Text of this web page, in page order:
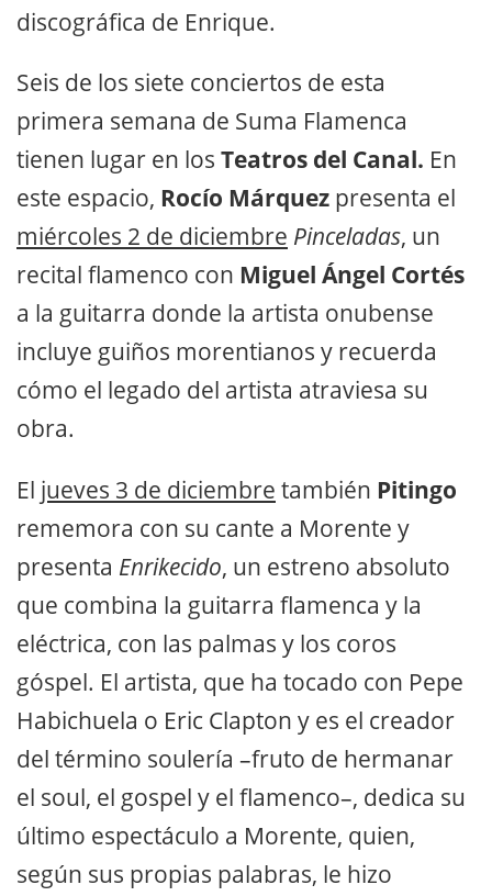
discográfica de Enrique.
Seis de los siete conciertos de esta
primera semana de Suma Flamenca
tienen lugar en los Teatros del Canal. En
este espacio, Rocío Márquez presenta el
miércoles 2 de diciembre Pinceladas, un
recital flamenco con Miguel Ángel Cortés
a la guitarra donde la artista onubense
incluye guiños morentianos y recuerda
cómo el legado del artista atraviesa su
obra.
El jueves 3 de diciembre también Pitingo
rememora con su cante a Morente y
presenta Enrikecido, un estreno absoluto
que combina la guitarra flamenca y la
eléctrica, con las palmas y los coros
góspel. El artista, que ha tocado con Pepe
Habichuela o Eric Clapton y es el creador
del término soulería –fruto de hermanar
el soul, el gospel y el flamenco–, dedica su
último espectáculo a Morente, quien,
según sus propias palabras, le hizo